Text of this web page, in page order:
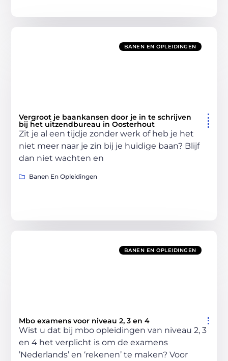
BANEN EN OPLEIDINGEN
Vergroot je baankansen door je in te schrijven
bij het uitzendbureau in Oosterhout
Zit je al een tijdje zonder werk of heb je het
niet meer naar je zin bij je huidige baan? Blijf
dan niet wachten en
Banen En Opleidingen
BANEN EN OPLEIDINGEN
Mbo examens voor niveau 2, 3 en 4
Wist u dat bij mbo opleidingen van niveau 2, 3
en 4 het verplicht is om de examens
’Nederlands’ en ‘rekenen’ te maken? Voor